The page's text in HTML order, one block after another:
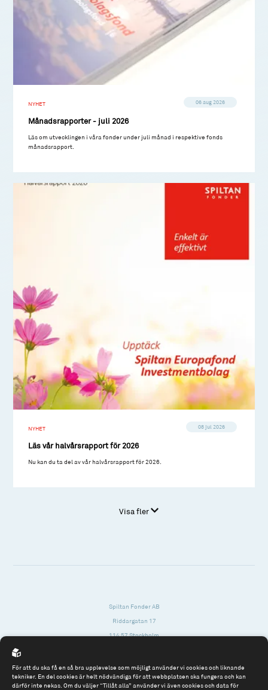
NYHET 06 aug 2026
Månadsrapporter - juli 2026
Läs om utvecklingen i våra fonder under juli månad i respektive fonds
månadsrapport.
NYHET 08 jul 2026
Läs vår halvårsrapport för 2026
Nu kan du ta del av vår halvårsrapport för 2026.
Visa fler
Spiltan Fonder AB
Riddargatan 17
114 57 Stockholm
Tel: 08 - 545 813 40
För att du ska få en så bra upplevelse som möjligt använder vi cookies och liknande
tekniker. En del cookies är helt nödvändiga för att webbplatsen ska fungera och kan
därför inte nekas. Om du väljer “Tillåt alla” använder vi även cookies och data för